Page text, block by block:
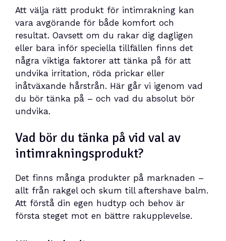
Att välja rätt produkt för intimrakning kan
vara avgörande för både komfort och
resultat. Oavsett om du rakar dig dagligen
eller bara inför speciella tillfällen finns det
några viktiga faktorer att tänka på för att
undvika irritation, röda prickar eller
inåtväxande hårstrån. Här går vi igenom vad
du bör tänka på – och vad du absolut bör
undvika.
Vad bör du tänka på vid val av
intimrakningsprodukt?
Det finns många produkter på marknaden –
allt från rakgel och skum till aftershave balm.
Att förstå din egen hudtyp och behov är
första steget mot en bättre rakupplevelse.